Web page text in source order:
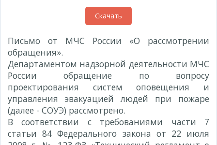
Скачать
Письмо от МЧС России «О рассмотрении
обращения».
Департаментом надзорной деятельности МЧС
России обращение по вопросу
проектирования систем оповещения и
управления эвакуацией людей при пожаре
(далее - СОУЭ) рассмотрено.
В соответствии с требованиями части 7
статьи 84 Федерального закона от 22 июля